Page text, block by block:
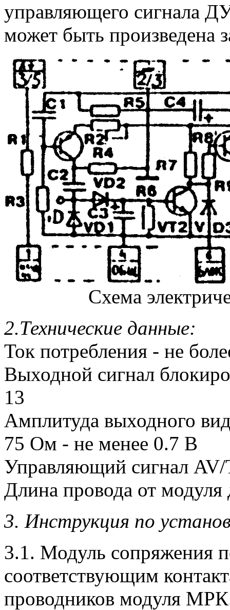
управляющего сигнала
может быть произведена
Схема
2.Технические данные:
Ток потребления - не
Выходной сигнал
13
Амплитуда выходного
75 Ом - не менее 0.7 В
Управляющий сигнал
Длина провода от
3. Инструкция по
3.1. Модуль сопряжения
соответствующим
проводников модуля